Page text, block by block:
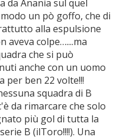
da Anania sul quel
un pò goffo, che di
alla espulsione
aveva colpe…....ma
che si può
anche con un uomo
per ben 22 volte!!!
squadra di B
da rimarcare che solo
più gol di tutta la
B (ilToro!!!!). Una